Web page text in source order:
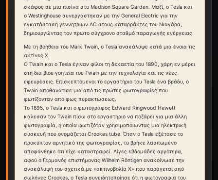
σκάφος σε μια πισίνα στο Madison Square Garden. Μαζί, ο Tesla και
ο Westinghouse συνεργάστηκαν με την General Electric για την
εγκατάσταση γεννητριών AC στους καταρράκτες του Νιαγάρα,
δημιουργώντας τον πρώτο σύγχρονο σταθμό παραγωγής ενέργειας.
Με τη βοήθεια του Mark Twain, ο Tesla ανακάλυψε κατά μια ένοια τις
ακτίνες Χ.
Ο Twain και ο Tesla έγιναν φίλοι τη δεκαετία του 1890, χάρη εν μέρει
στη δια βίου γοητεία του Twain με την τεχνολογία και τις νέες
εφευρέσεις. Επισκεπτόμενοι το εργαστήριο του Tesla ένα βράδυ, ο
Twain αποθανάτισε μια από τις πρώτες φωτογραφίες που
φωτίζονταν από φως πυρακτώσεως.
Το 1895, ο Tesla και ο φωτογράφος Edward Ringwood Hewett
κάλεσαν τον Twain πίσω στο εργαστήριο να ποζάρει για μια άλλη
φωτογραφία, η οποία φωτιζόταν χρησιμοποιώντας μια ηλεκτρική
συσκευή που ονομάζεται Crookes tube. Όταν ο Tesla εξέτασε το
προκύπτον αρνητικό της φωτογραφίας, το βρήκε λασπωμένο
αποφάνθηκε ότι είχε καταστραφεί. Λίγες εβδομάδες αργότερα,
αφού ο Γερμανός επιστήμονας Wilhelm Röntigen ανακοίνωσε την
ανακάλυψή του σχετικά με «ακτινοβολία Χ» που παράγεται από
σωλήνες Crookes, ο Tesla συνειδητοποίησε ότι η φωτογραφία του